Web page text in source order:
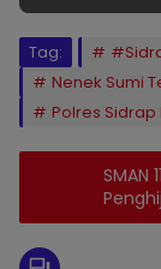
Tag:
Nenek Sumi
Polres
SMAN
Hidup